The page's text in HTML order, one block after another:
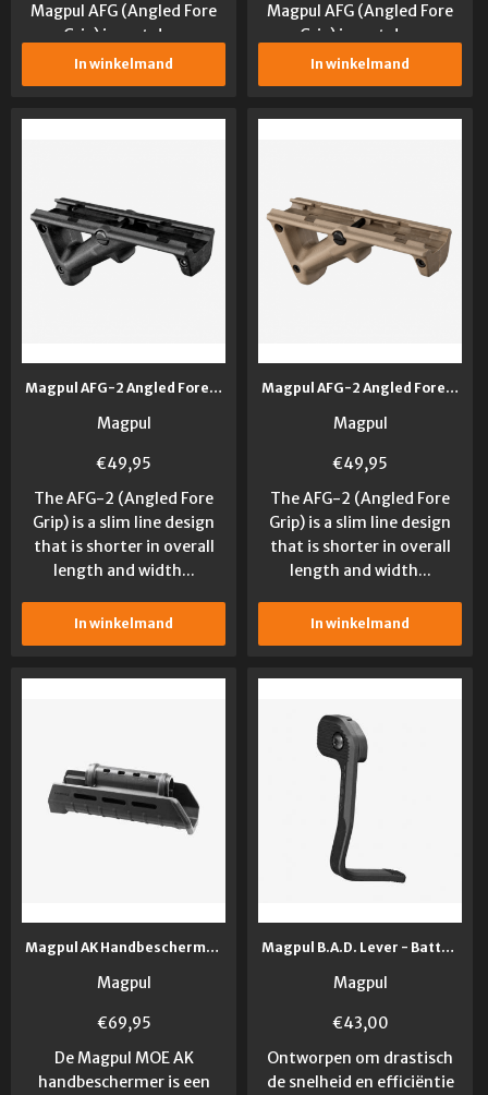
Magpul AFG (Angled Fore
Grip) is met de...
In winkelmand
Magpul AFG (Angled Fore
Grip) is met de...
In winkelmand
Magpul AFG-2 Angled Fore Grip
Magpul
€49,95
The AFG-2 (Angled Fore
Grip) is a slim line design
that is shorter in overall
length and width...
In winkelmand
Magpul AFG-2 Angled Fore Grip FDE
Magpul
€49,95
The AFG-2 (Angled Fore
Grip) is a slim line design
that is shorter in overall
length and width...
In winkelmand
Magpul AK Handbeschermer M-lok Zwart
Magpul
€69,95
De Magpul MOE AK
handbeschermer is een
Magpul B.A.D. Lever - Battery Assist Device for AR15-M4
Magpul
€43,00
Ontworpen om drastisch
de snelheid en efficiëntie